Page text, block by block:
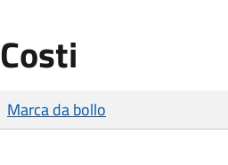
Costi
Tipo di pagamento
Importo
Marca da bollo